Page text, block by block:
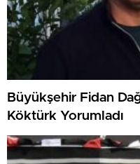
Büyükşehir Fidan
Köktürk Yorumladı